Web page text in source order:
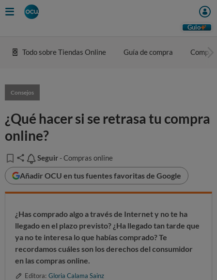
Guio
Todo sobre Tiendas Online Guía de compra
Consejos
¿Qué hacer si se retrasa tu compra
online?
Seguir
Seguir - Compras online
Añadir OCU en tus fuentes favoritas de Google
¿Has comprado algo a través de Internet y no te ha
llegado en el plazo previsto? ¿Ha llegado tan tarde que
ya no te interesa lo que habías comprado? Te
recordamos cuáles son los derechos del consumidor
en las compras online.
Editora: Gloria Calama Sainz